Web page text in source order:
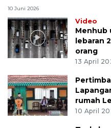
10 Juni 2026
Video
Menhub
lebaran
orang
13 April
rumah
10 April